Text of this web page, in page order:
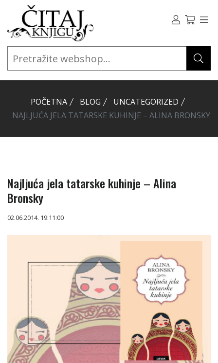
POČETNA BLOG
UNCATEGORIZED
NAJLJUĆA JELA TATARSKE KUHINJE – ALINA BRONSKY
Najljuća jela tatarske kuhinje – Alina
Bronsky
02.06.2014. 19:11:00